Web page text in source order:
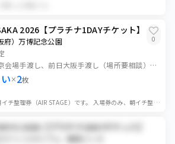
2026【プラチナ1DAYチケット】
府）万博記念公園 0
前日東京会場手渡し、前日大阪手渡し（場所要相談）、当日手渡し
× 2枚
1dayプラチナ入場券＋朝イチ整理券（AIR STAGE）です。 入場券のみ、朝イチ整理券のみの購入も検討致しますのでお気軽にメッセージください。 入場券は紙...
2026【プラチナ1DAYチケット】
リンスタジアム／幕張メッセ